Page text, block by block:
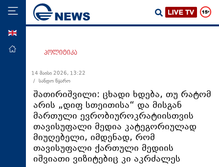
მთავარი
ეკონომიკა
მსოფლიო
ჯანდაცვა
საზოგადოება
სამართალი
თავდაცვა
პოლიტიკა
14 მაისი 2026, 13:22
/ სანდო წყარო
შათირიშვილი: ცხადი ხდება, თუ რატომ
არის „დიფ სთეითისა“ და მისგან
მართული ევრობიუროკრატიისთვის
თავისუფალი მედია კატეგორიულად
მიუღებელი, იმდენად, რომ
თავისუფალი ქართული მედიის
იშვიათი ვიზიტებიც კი აკრძალეს